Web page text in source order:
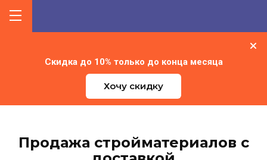
Скидка до 10% только до конца месяца
Хочу скидку
Продажа стройматериалов с